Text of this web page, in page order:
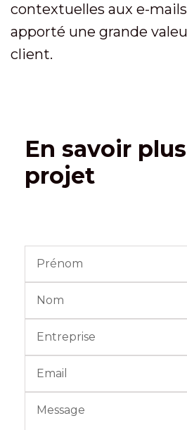
contextuelles aux e-
apporté une grande
client.
En savoir
projet